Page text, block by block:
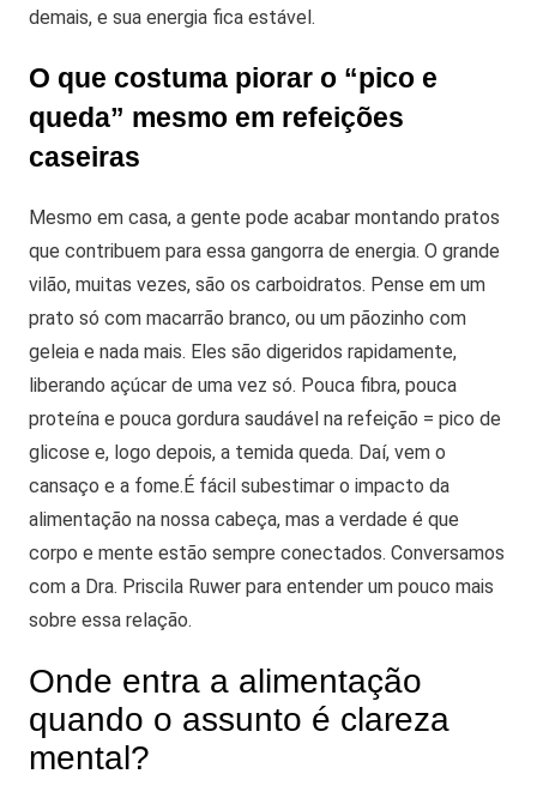
demais, e sua energia fica estável.
O que costuma piorar o “pico e
queda” mesmo em refeições
caseiras
Mesmo em casa, a gente pode acabar montando pratos
que contribuem para essa gangorra de energia. O grande
vilão, muitas vezes, são os carboidratos. Pense em um
prato só com macarrão branco, ou um pãozinho com
geleia e nada mais. Eles são digeridos rapidamente,
liberando açúcar de uma vez só. Pouca fibra, pouca
proteína e pouca gordura saudável na refeição = pico de
glicose e, logo depois, a temida queda. Daí, vem o
cansaço e a fome.É fácil subestimar o impacto da
alimentação na nossa cabeça, mas a verdade é que
corpo e mente estão sempre conectados. Conversamos
com a Dra. Priscila Ruwer para entender um pouco mais
sobre essa relação.
Onde entra a alimentação
quando o assunto é clareza
mental?